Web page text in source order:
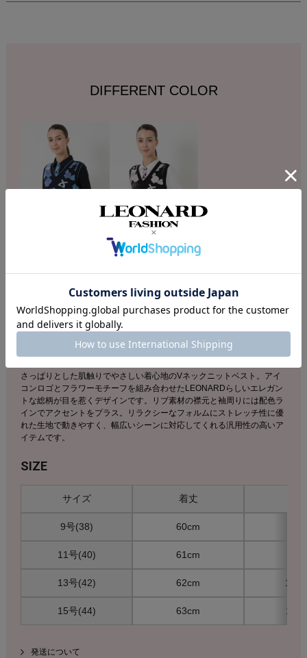
DIFFERENT COLOR
DESCRIPTION
店舗へのお問い合わせの際は下記品番をお伝え下さい。
商品番号：S52F362753
素材：綿55％、ポリエステル45％
さっぱりとした肌触りでやさしい着心地のVネックニットベスト。アイ
コンロゴとフラワーモチーフを組み合わせたLEONARDらしいエレガン
トな総柄が目を惹くデザインです。リブ素材の襟元と袖周りには配色ラ
インでアクセントをプラス。リラクシーなフォルムにストレッチ性に優
れた生地で動きやすく、幅広いシーンに対応してくれる汎用性の高いア
イテムです。
SIZE
サイズ 着丈
9号(38) 60cm
11号(40) 61cm
13号(42) 62cm
15号(44) 63cm
発送について